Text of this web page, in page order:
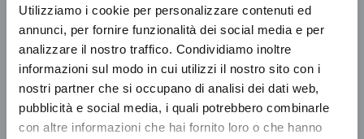
Utilizziamo i cookie per personalizzare contenuti ed
annunci, per fornire funzionalità dei social media e per
analizzare il nostro traffico. Condividiamo inoltre
informazioni sul modo in cui utilizzi il nostro sito con i
nostri partner che si occupano di analisi dei dati web,
pubblicità e social media, i quali potrebbero combinarle
con altre informazioni che hai fornito loro o che hanno
dont nous rêvons
Choisir des voies communes de
croissance durable.